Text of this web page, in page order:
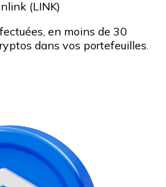
(LINK)
en moins de 30
dans vos portefeuilles.